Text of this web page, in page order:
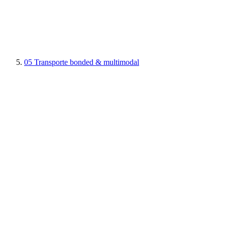
05 Transporte bonded & multimodal